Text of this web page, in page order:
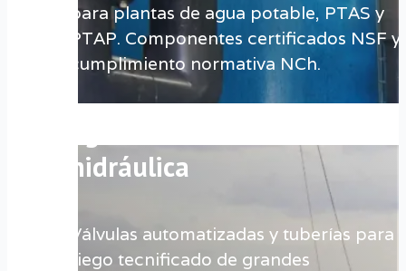
para plantas de agua potable, PTAS y
PTAP. Componentes certificados NSF y
cumplimiento normativa NCh.
Soluciones para riego
hidráulica
Válvulas automatizadas y tuberías para
riego tecnificado de grandes